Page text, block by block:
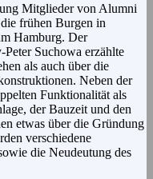
Mitglieder von Alumni
frühen Burgen in
Hamburg. Der
Suchowa erzählte
als auch über die
Neben der
Funktionalität als
der Bauzeit und den
etwas über die Gründung
verschiedene
die Neudeutung des